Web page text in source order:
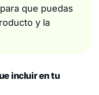
que puedas
y la
incluir en tu